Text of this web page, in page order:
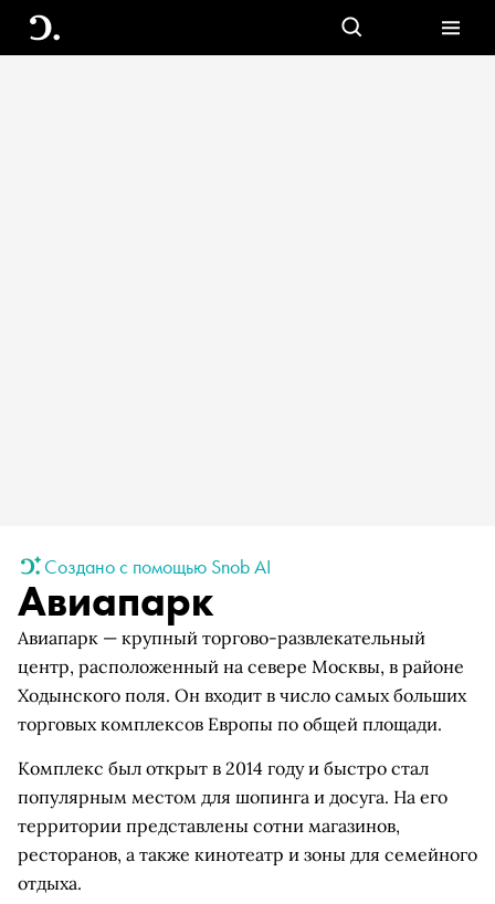
Создано с помощью Snob AI
Авиапарк
Авиапарк — крупный торгово-развлекательный
центр, расположенный на севере Москвы, в районе
Ходынского поля. Он входит в число самых больших
торговых комплексов Европы по общей площади.
Комплекс был открыт в 2014 году и быстро стал
популярным местом для шопинга и досуга. На его
территории представлены сотни магазинов,
ресторанов, а также кинотеатр и зоны для семейного
отдыха.